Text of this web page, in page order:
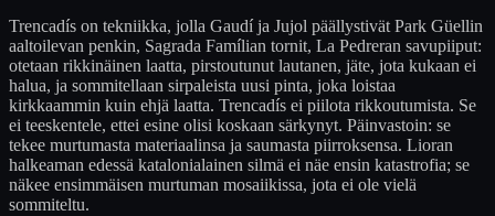
Trencadís on tekniikka, jolla Gaudí ja Jujol päällystivät Park Güellin
aaltoilevan penkin, Sagrada Famílian tornit, La Pedreran savupiiput:
otetaan rikkinäinen laatta, pirstoutunut lautanen, jäte, jota kukaan ei
halua, ja sommitellaan sirpaleista uusi pinta, joka loistaa
kirkkaammin kuin ehjä laatta. Trencadís ei piilota rikkoutumista. Se
ei teeskentele, ettei esine olisi koskaan särkynyt. Päinvastoin: se
tekee murtumasta materiaalinsa ja saumasta piirroksensa. Lioran
halkeaman edessä katalonialainen silmä ei näe ensin katastrofia; se
näkee ensimmäisen murtuman mosaiikissa, jota ei ole vielä
sommiteltu.